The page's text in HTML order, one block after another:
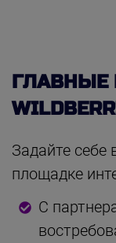
ГЛАВНЫЕ
Задайте себе
площадке
С